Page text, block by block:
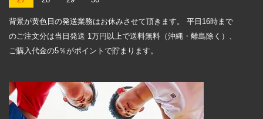
背景が黄色日の発送業務はお休みさせて頂きます。 平日16時まで
のご注文分は当日発送 1万円以上で送料無料（沖縄・離島除く）、
ご購入代金の5％がポイントで貯まります。